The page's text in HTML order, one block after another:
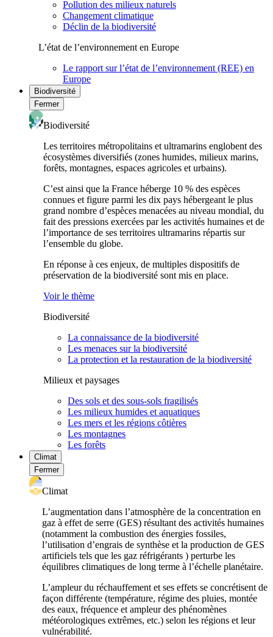
Pollution des milieux naturels
Changement climatique
Déclin de la biodiversité
L’état de l’environnement en Europe
Le rapport sur l’état de l’environnement (REE) en
Europe
Biodiversité
Fermer
Biodiversité
Les territoires métropolitains et ultramarins englobent des
écosystèmes diversifiés (zones humides, milieux marins,
forêts, montagnes, espaces agricoles et urbains).
C’est ainsi que la France héberge 10 % des espèces
connues et figure parmi les dix pays hébergeant le plus
grand nombre d’espèces menacées au niveau mondial, du
fait des pressions exercées par les activités humaines et de
l’importance de ses territoires ultramarins répartis sur
l’ensemble du globe.
En réponse à ces enjeux, de multiples dispositifs de
préservation de la biodiversité sont mis en place.
Voir le thème
Biodiversité
La connaissance de la biodiversité
Les menaces sur la biodiversité
La protection et la restauration de la biodiversité
Milieux et paysages
Des sols et des sous-sols fragilisés
Les milieux humides et aquatiques
Les mers et les régions côtières
Les montagnes
Les forêts
Climat
Fermer
Climat
L’augmentation dans l’atmosphère de la concentration en
gaz à effet de serre (GES) résultant des activités humaines
(notamment la combustion des énergies fossiles,
l’utilisation d’engrais de synthèse et la production de GES
artificiels tels que les gaz réfrigérants ) perturbe les
équilibres climatiques de long terme à l’échelle planétaire.
L’ampleur du réchauffement et ses effets se concrétisent de
façon différente (température, régime des pluies, montée
des eaux, fréquence et ampleur des phénomènes
météorologiques extrêmes, etc.) selon les régions et leur
vulnérabilité.